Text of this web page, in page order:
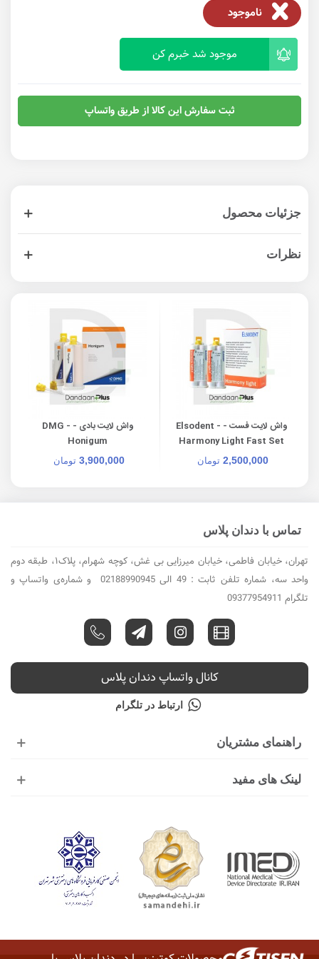
- دارای سه حال کاری: Low Mode – Turbo Mode – Normal Mode
- زمان قابل تنظیم بین ۳ تا ۴۰ ثانیه
ناموجود
موجود شد خبرم کن
ثبت سفارش این کالا از طریق واتساپ
جزئیات محصول
نظرات
واش لایت فست - Elsodent -
Harmony Light Fast Set
2,500,000 تومان
واش لایت بادی - DMG -
Honigum
3,900,000 تومان
راهنمای مشتریان
لینک های مفید
تماس با دندان پلاس
تهران، خیابان فاطمی، خیابان میرزایی بی غش، کوچه شهرام، پلاک۱، طبقه دوم
واحد سه، شماره تلفن ثابت : 49 الی 02188990945 و شماره‌ی واتساپ و
تلگرام 09377954911
کانال واتساپ دندان پلاس
ارتباط در تلگرام